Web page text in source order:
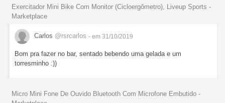
Exercitador Mini Bike Com Monitor (Cicloergômetro), Liveup Sports -
Marketplace
Carlos @rsrcarlos - em 31/10/2019
Bom pra fazer no bar, sentado bebendo uma gelada e um
torresminho :))
Micro Mini Fone De Ouvido Bluetooth Com Microfone Embutido -